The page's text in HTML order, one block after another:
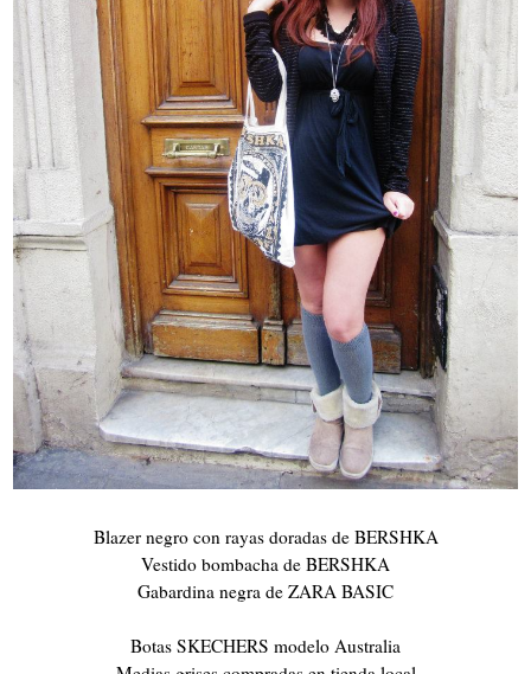
Blazer negro con rayas doradas de BERSHKA
Vestido bombacha de BERSHKA
Gabardina negra de ZARA BASIC
Botas SKECHERS modelo Australia